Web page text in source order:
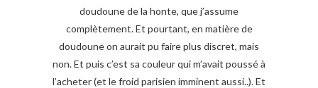
doudoune de la honte, que j’assume
complètement. Et pourtant, en matière de
doudoune on aurait pu faire plus discret, mais
non. Et puis c’est sa couleur qui m’avait poussé à
l’acheter (et le froid parisien imminent aussi..). Et